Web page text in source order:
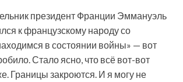
президент Франции Эммануэль
к французскому народу со
в состоянии войны» — вот
Стало ясно, что всё вот-вот
Границы закроются. И я могу не